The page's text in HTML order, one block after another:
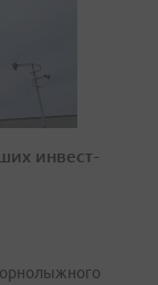
инвест-